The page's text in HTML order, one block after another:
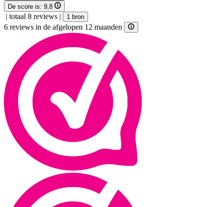
De score is: 9,8
| totaal 8 reviews | 1 bron
6 reviews in de afgelopen 12 maanden